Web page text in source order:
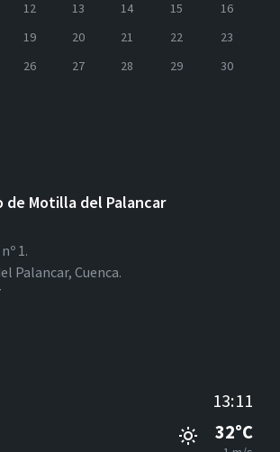
12 13 14 15
16
19 20 21 22
23
26 27 28 29
30
Motilla del Palancar
1.
Palancar, Cuenca.
13:11
32°C